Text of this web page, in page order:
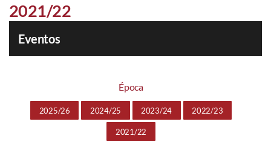
2021/22
Eventos
Época
2025/26 2024/25 2023/24 2022/23
2021/22